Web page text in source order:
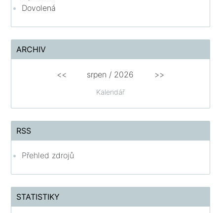
Dovolená
ARCHIV
Kalendář
<< srpen / 2026 >>
RSS
Přehled zdrojů
STATISTIKY